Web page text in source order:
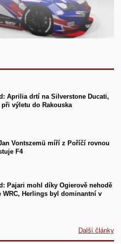
Aprilia drtí na Silverstone Ducati,
výletu do Rakouska
Vontszemü míří z Poříčí rovnou
F4
Pajari mohl díky Ogierově nehodě
WRC, Herlings byl dominantní v
Další články